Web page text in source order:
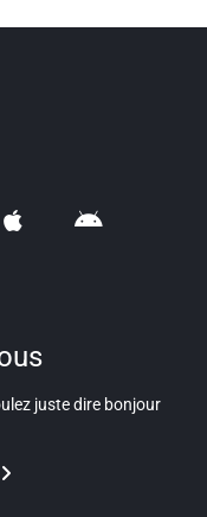
juste dire bonjour